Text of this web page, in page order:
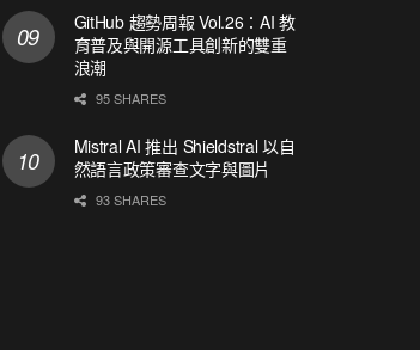
GitHub 趨勢周報 Vol.26：AI 教
育普及與開源工具創新的雙重
浪潮
95 SHARES
Mistral AI 推出 Shieldstral 以自
然語言政策審查文字與圖片
93 SHARES